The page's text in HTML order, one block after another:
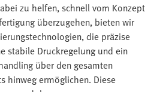
zu helfen, schnell vom Konzept
überzugehen, bieten wir
die präzise
stabile Druckregelung und ein
über den gesamten
hinweg ermöglichen. Diese